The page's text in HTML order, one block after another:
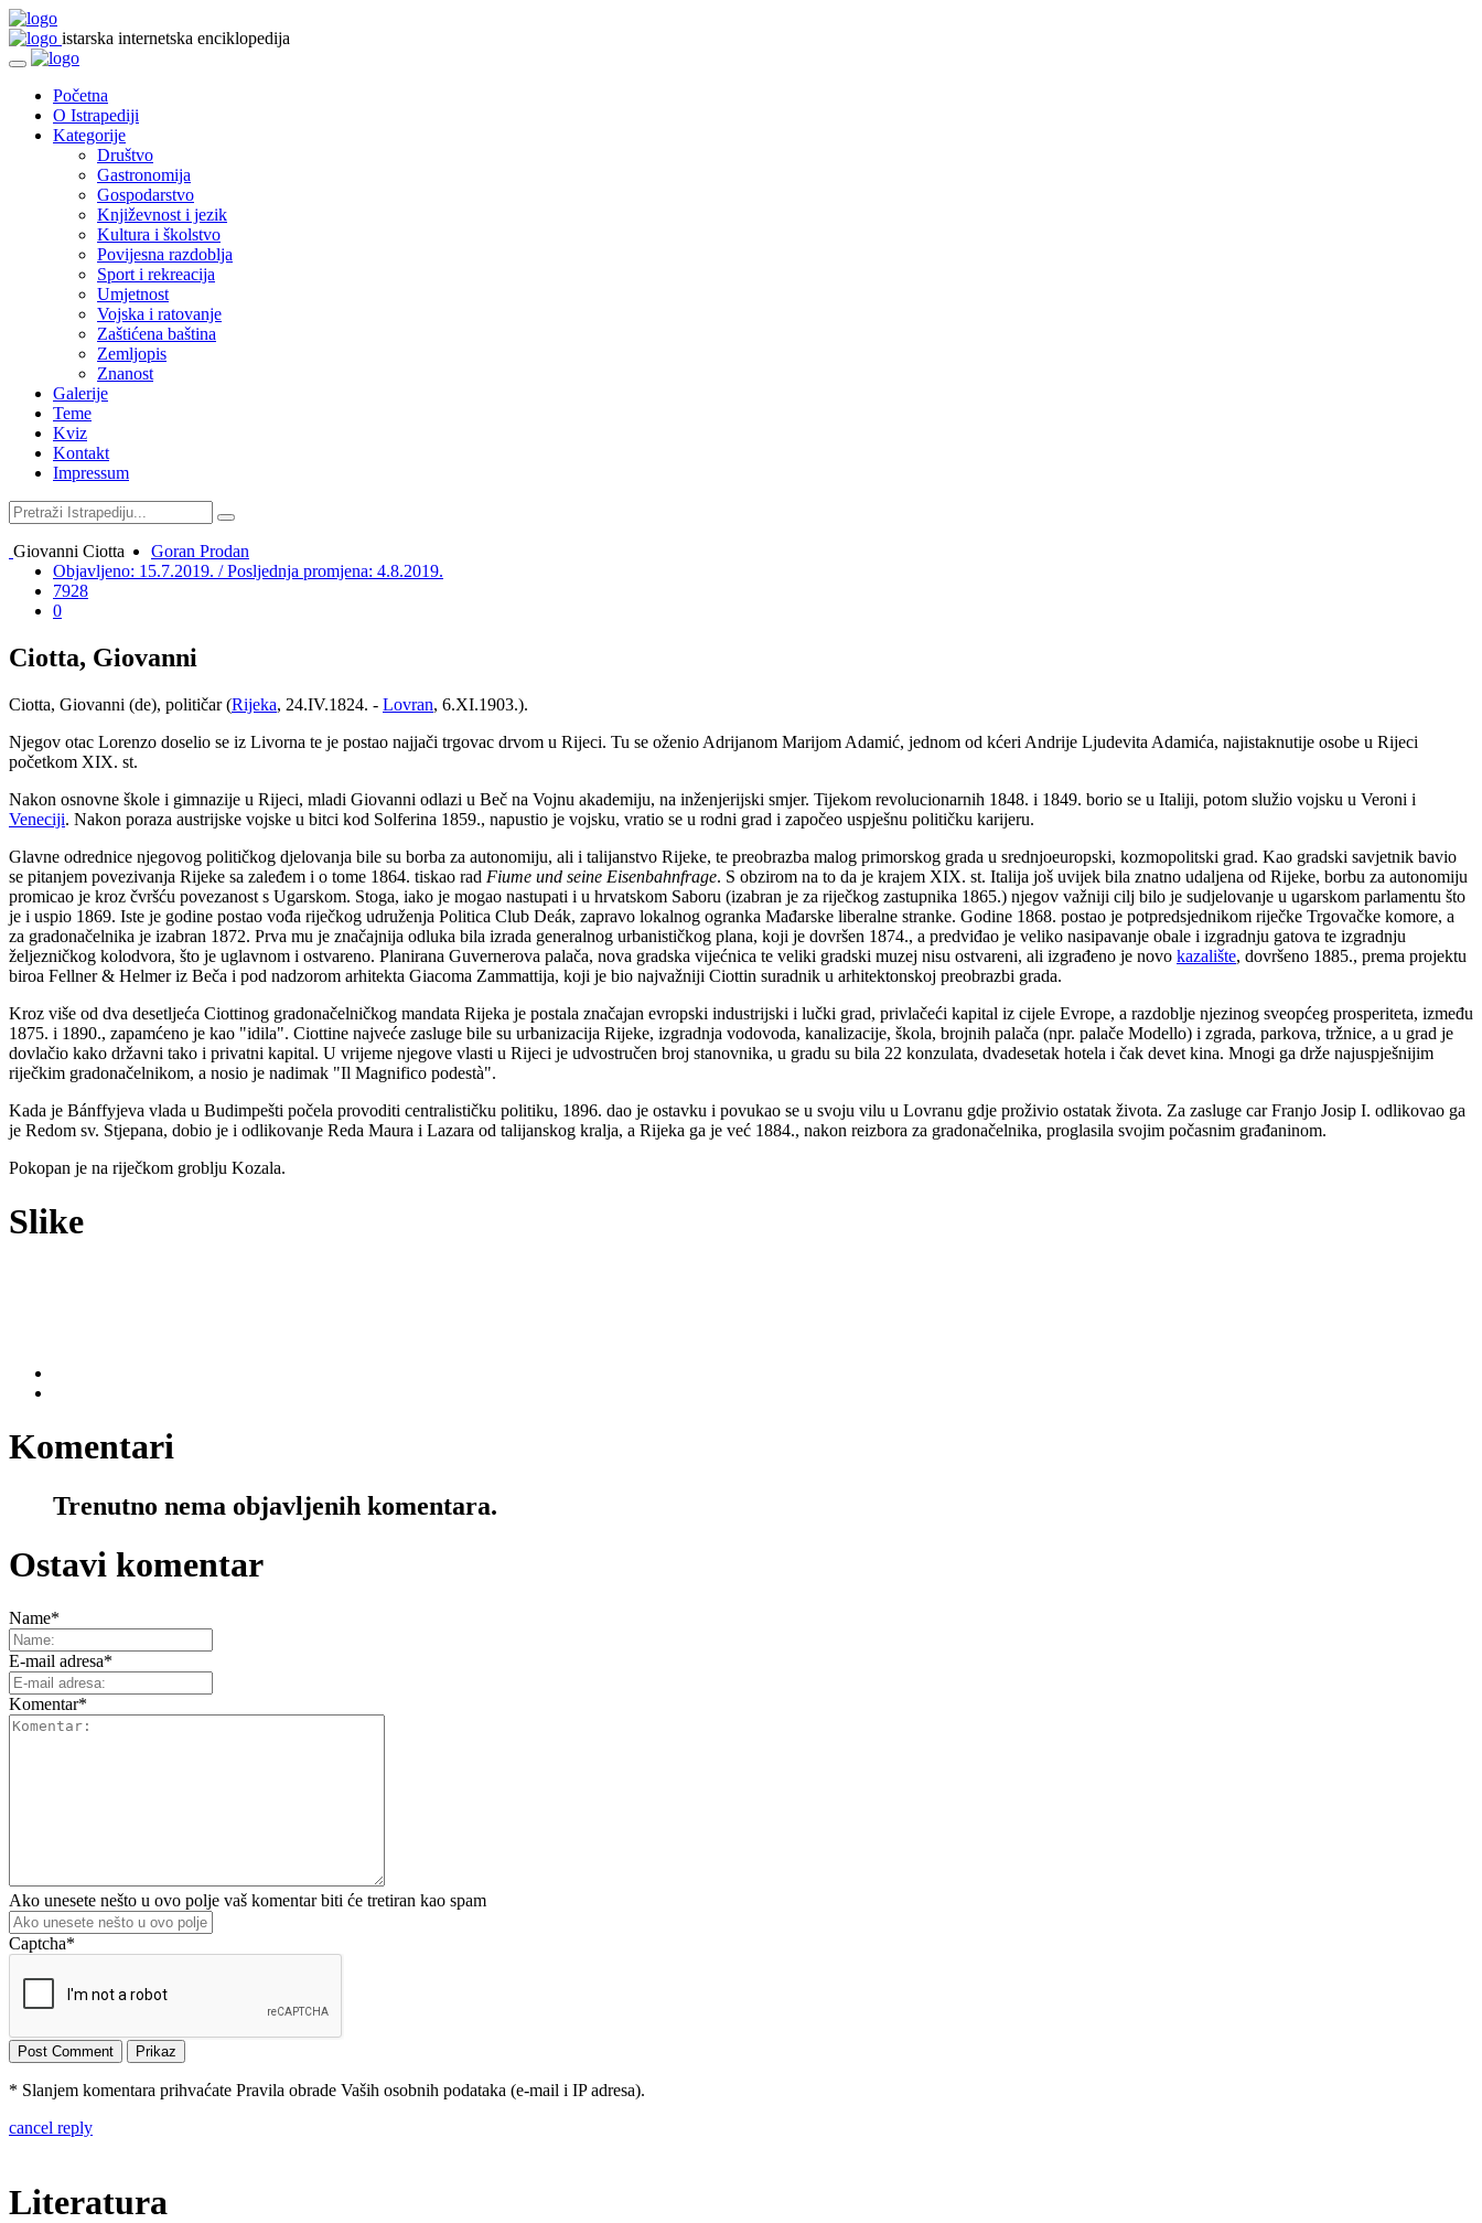
istarska internetska enciklopedija
Početna
O Istrapediji
Kategorije
Društvo
Gastronomija
Gospodarstvo
Književnost i jezik
Kultura i školstvo
Povijesna razdoblja
Sport i rekreacija
Umjetnost
Vojska i ratovanje
Zaštićena baština
Zemljopis
Znanost
Galerije
Teme
Kviz
Kontakt
Impressum
Giovanni Ciotta
Goran Prodan
Objavljeno: 15.7.2019. / Posljednja promjena: 4.8.2019.
7928
0
Ciotta, Giovanni
Ciotta, Giovanni (de), političar (Rijeka, 24.IV.1824. - Lovran, 6.XI.1903.).
Njegov otac Lorenzo doselio se iz Livorna te je postao najjači trgovac drvom u Rijeci. Tu se oženio Adrijanom Marijom Adamić, jednom od kćeri Andrije Ljudevita Adamića, najistaknutije osobe u Rijeci
početkom XIX. st.
Nakon osnovne škole i gimnazije u Rijeci, mladi Giovanni odlazi u Beč na Vojnu akademiju, na inženjerijski smjer. Tijekom revolucionarnih 1848. i 1849. borio se u Italiji, potom služio vojsku u Veroni i
Veneciji. Nakon poraza austrijske vojske u bitci kod Solferina 1859., napustio je vojsku, vratio se u rodni grad i započeo uspješnu političku karijeru.
Glavne odrednice njegovog političkog djelovanja bile su borba za autonomiju, ali i talijanstvo Rijeke, te preobrazba malog primorskog grada u srednjoeuropski, kozmopolitski grad. Kao gradski savjetnik bavio
se pitanjem povezivanja Rijeke sa zaleđem i o tome 1864. tiskao rad Fiume und seine Eisenbahnfrage. S obzirom na to da je krajem XIX. st. Italija još uvijek bila znatno udaljena od Rijeke, borbu za autonomiju
promicao je kroz čvršću povezanost s Ugarskom. Stoga, iako je mogao nastupati i u hrvatskom Saboru (izabran je za riječkog zastupnika 1865.) njegov važniji cilj bilo je sudjelovanje u ugarskom parlamentu što
je i uspio 1869. Iste je godine postao vođa riječkog udruženja Politica Club Deák, zapravo lokalnog ogranka Mađarske liberalne stranke. Godine 1868. postao je potpredsjednikom riječke Trgovačke komore, a
za gradonačelnika je izabran 1872. Prva mu je značajnija odluka bila izrada generalnog urbanističkog plana, koji je dovršen 1874., a predviđao je veliko nasipavanje obale i izgradnju gatova te izgradnju
željezničkog kolodvora, što je uglavnom i ostvareno. Planirana Guvernerova palača, nova gradska vijećnica te veliki gradski muzej nisu ostvareni, ali izgrađeno je novo kazalište, dovršeno 1885., prema projektu
biroa Fellner & Helmer iz Beča i pod nadzorom arhitekta Giacoma Zammattija, koji je bio najvažniji Ciottin suradnik u arhitektonskoj preobrazbi grada.
Kroz više od dva desetljeća Ciottinog gradonačelničkog mandata Rijeka je postala značajan evropski industrijski i lučki grad, privlačeći kapital iz cijele Evrope, a razdoblje njezinog sveopćeg prosperiteta, između
1875. i 1890., zapamćeno je kao "idila". Ciottine najveće zasluge bile su urbanizacija Rijeke, izgradnja vodovoda, kanalizacije, škola, brojnih palača (npr. palače Modello) i zgrada, parkova, tržnice, a u grad je
dovlačio kako državni tako i privatni kapital. U vrijeme njegove vlasti u Rijeci je udvostručen broj stanovnika, u gradu su bila 22 konzulata, dvadesetak hotela i čak devet kina. Mnogi ga drže najuspješnijim
riječkim gradonačelnikom, a nosio je nadimak "Il Magnifico podestà".
Kada je Bánffyjeva vlada u Budimpešti počela provoditi centralističku politiku, 1896. dao je ostavku i povukao se u svoju vilu u Lovranu gdje proživio ostatak života. Za zasluge car Franjo Josip I. odlikovao ga
je Redom sv. Stjepana, dobio je i odlikovanje Reda Maura i Lazara od talijanskog kralja, a Rijeka ga je već 1884., nakon reizbora za gradonačelnika, proglasila svojim počasnim građaninom.
Pokopan je na riječkom groblju Kozala.
Slike
Komentari
Trenutno nema objavljenih komentara.
Ostavi komentar
Name*
E-mail adresa*
Komentar*
Ako unesete nešto u ovo polje vaš komentar biti će tretiran kao spam
Captcha*
* Slanjem komentara prihvaćate Pravila obrade Vaših osobnih podataka (e-mail i IP adresa).
cancel reply
Literatura